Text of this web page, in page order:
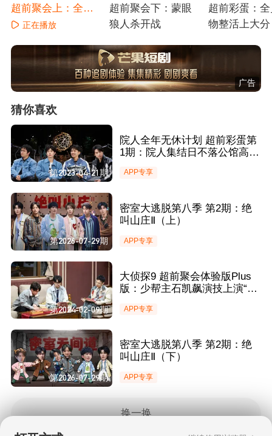
超前聚会上：全员
密室王之争
正在播放
超前聚会下：蒙眼
狼人杀开战
超前彩蛋：
物整活上大分
广告
猜你喜欢
第2023-04-21期
院人全年无休计划 超前彩蛋第
1期：院人集结日不落公馆高能
APP专享
第2026-07-29期
密室大逃脱第八季 第2期：绝
叫山庄Ⅱ（上）
APP专享
第2024-02-09期
大侦探9 超前聚会体验版Plus
版：少帮主石凯飙演技上演“拜
熠星
APP专享
第2026-07-29期
密室大逃脱第八季 第2期：绝
叫山庄Ⅱ（下）
APP专享
换一换